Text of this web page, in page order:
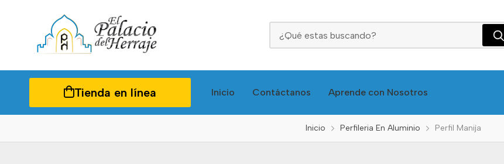
Tienda en línea Inicio Contáctanos Aprende con Nosotros
Inicio Perfileria En Aluminio Perfil Manija